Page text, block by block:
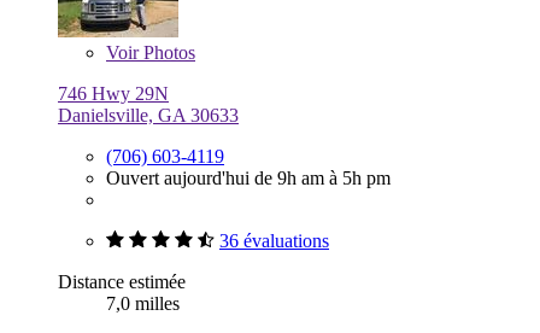
VoirPhotos
746 Hwy 29N
Danielsville, GA 30633
(706) 603-4119
Ouvert aujourd'hui de 9h am à 5h pm
36 évaluations
Distance estimée
7,0 milles